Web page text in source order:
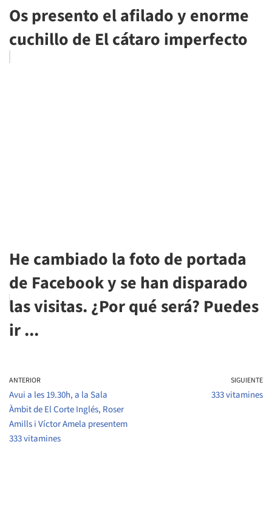
Os presento el afilado y enorme
cuchillo de El cátaro imperfecto
He cambiado la foto de portada
de Facebook y se han disparado
las visitas. ¿Por qué será? Puedes
ir ...
ANTERIOR
Avui a les 19.30h, a la Sala
Àmbit de El Corte Inglés, Roser
Amills i Víctor Amela presentem
333 vitamines
SIGUIENTE
333 vitamines